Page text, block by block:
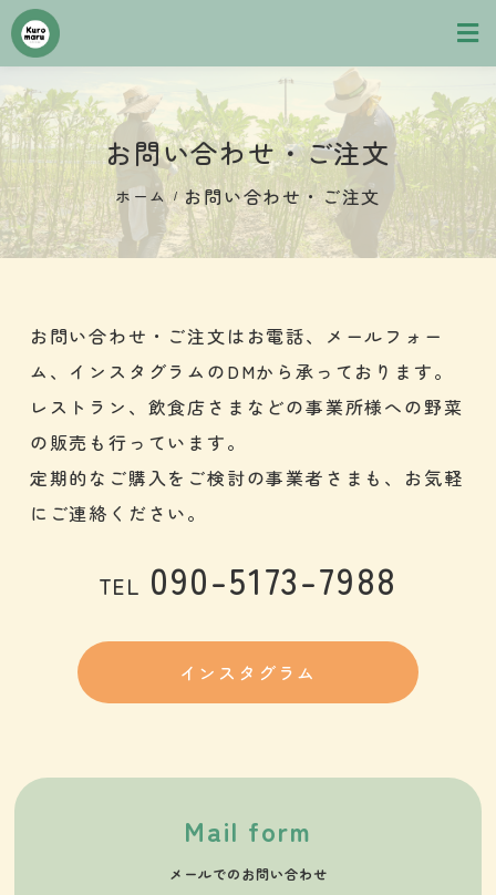
お問い合わせ・ご注文
ホーム / お問い合わせ・ご注文
お問い合わせ・ご注文はお電話、メールフォー
ム、インスタグラムのDMから承っております。
レストラン、飲食店さまなどの事業所様への野菜
の販売も行っています。
定期的なご購入をご検討の事業者さまも、お気軽
にご連絡ください。
TEL 090-5173-7988
インスタグラム
Mail form
メールでのお問い合わせ